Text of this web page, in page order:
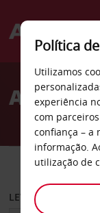
Welcome
AvisAluguer
CARRO
LEVANTAR EM
Política
Utilizamos
experiência
com
confiança – a
informação.
utilização de